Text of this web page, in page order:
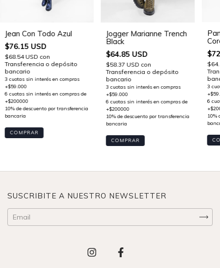
Jean Con Todo Azul
$76.15 USD
$68.54 USD con
Transferencia o depósito
bancario
COMPRAR
Jogger Marianne Trench
Black
$64.85 USD
$58.37 USD con
Transferencia o depósito
bancario
COMPRAR
SUSCRIBITE A NUESTRO NEWSLETTER